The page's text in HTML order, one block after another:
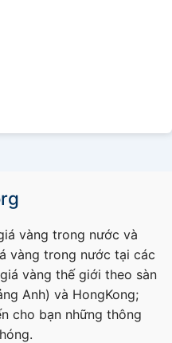
vàng trong nước và
vàng trong nước tại các
vàng thế giới theo sàn
Anh) và HongKong;
cho bạn những thông